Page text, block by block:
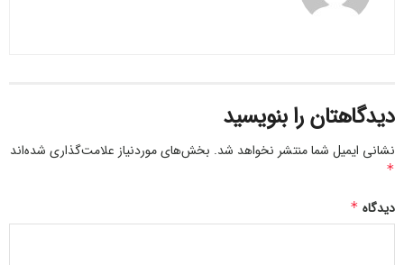
دیدگاهتان را بنویسید
نشانی ایمیل شما منتشر نخواهد شد. بخش‌های موردنیاز علامت‌گذاری شده‌اند
*
دیدگاه*